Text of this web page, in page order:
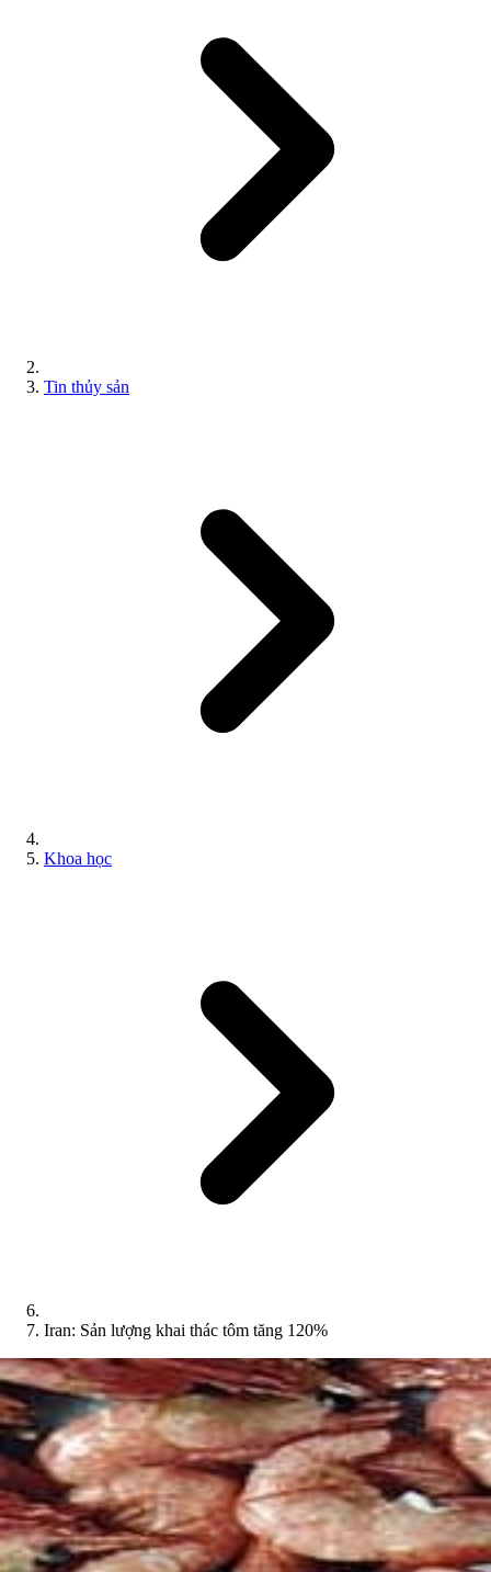
Tin thủy sản
Khoa học
Iran: Sản lượng khai thác tôm tăng 120%